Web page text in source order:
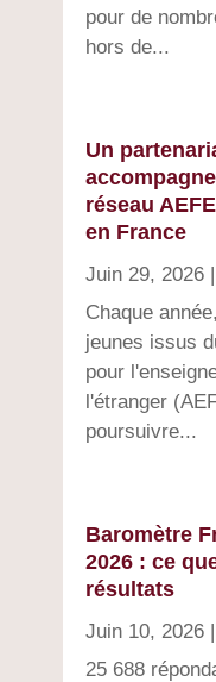
pour de
hors de...
Un
réseau
en France
Juin 29, 2026|
Chaque
jeunes issus
pour
l'étranger
poursuivre...
Baromètre
2026 : ce
résultats
Juin 10, 2026|
25 688